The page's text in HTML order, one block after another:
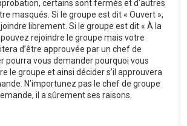
certains sont fermés et d’autres
masqués. Si le groupe est dit « Ouvert »,
librement. Si le groupe est dit « À la
rejoindre le groupe mais votre
d’être approuvée par un chef de
pourra vous demander pourquoi vous
le groupe et ainsi décider s’il approuvera
N’importunez pas le chef de groupe
il a sûrement ses raisons.